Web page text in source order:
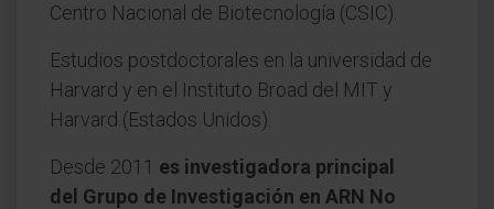
Centro Nacional de Biotecnología (CSIC).
Estudios postdoctorales en la universidad de
Harvard y en el Instituto Broad del MIT y
Harvard (Estados Unidos).
Desde 2011 es investigadora principal
del Grupo de Investigación en ARN No